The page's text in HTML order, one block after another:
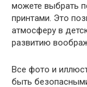
можете выбрать
принтами. Это
атмосферу в
развитию
Все фото и
быть